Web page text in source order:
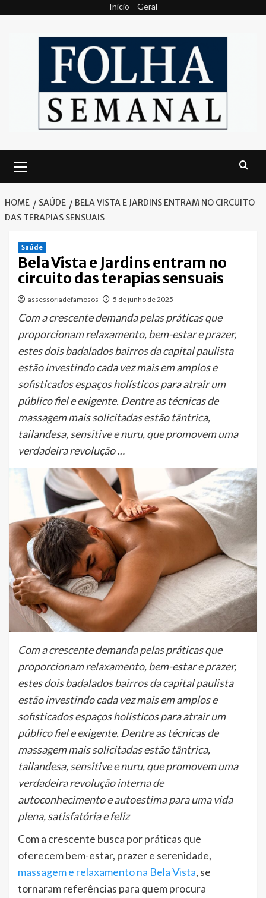
Início Geral
Menu
HOME SAÚDE
BELA VISTA E JARDINS ENTRAM NO CIRCUITO
DAS TERAPIAS SENSUAIS
Saúde
Bela Vista e Jardins entram no
circuito das terapias sensuais
assessoriadefamosos 5 de junho de 2025
Com a crescente demanda pelas práticas que
proporcionam relaxamento, bem-estar e prazer,
estes dois badalados bairros da capital paulista
estão investindo cada vez mais em amplos e
sofisticados espaços holísticos para atrair um
público fiel e exigente. Dentre as técnicas de
massagem mais solicitadas estão tântrica,
tailandesa, sensitive e nuru, que promovem uma
verdadeira revolução …
Com a crescente demanda pelas práticas que
proporcionam relaxamento, bem-estar e prazer,
estes dois badalados bairros da capital paulista
estão investindo cada vez mais em amplos e
sofisticados espaços holísticos para atrair um
público fiel e exigente. Dentre as técnicas de
massagem mais solicitadas estão tântrica,
tailandesa, sensitive e nuru, que promovem uma
verdadeira revolução interna de
autoconhecimento e autoestima para uma vida
plena, satisfatória e feliz
Com a crescente busca por práticas que
oferecem bem-estar, prazer e serenidade,
massagem e relaxamento na Bela Vista, se
tornaram referências para quem procura